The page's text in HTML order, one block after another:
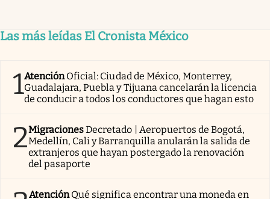
Las más leídas El Cronista México
1AtenciónOficial: Ciudad de México, Monterrey,
Guadalajara, Puebla y Tijuana cancelarán la licencia
de conducir a todos los conductores que hagan esto
2MigracionesDecretado | Aeropuertos de Bogotá,
Medellín, Cali y Barranquilla anularán la salida de
extranjeros que hayan postergado la renovación
del pasaporte
AtenciónQué significa encontrar una moneda en